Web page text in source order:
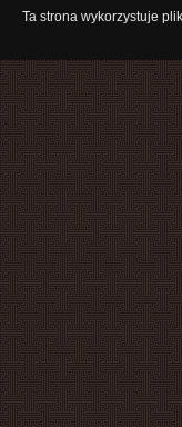
Ta strona wykorzystuje